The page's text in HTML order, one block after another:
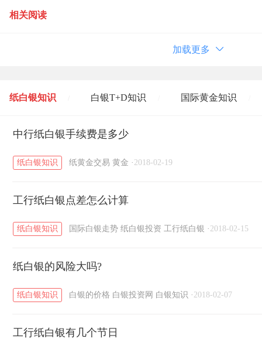
相关阅读
加载更多
纸白银知识 白银T+D知识 国际黄金知识
黄金T+D知识 / 粤贵银知识
中行纸白银手续费是多少
纸白银知识 纸黄金交易 黄金 · 2018-02-19
工行纸白银点差怎么计算
纸白银知识 国际白银走势 纸白银投资 工行纸白银 · 2018-02-15
纸白银的风险大吗?
纸白银知识 白银的价格 白银投资网 白银知识 · 2018-02-07
工行纸白银有几个节日